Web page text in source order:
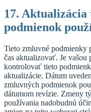
17.
podmienok
Tieto zmluvné podmienky
čas aktualizovať. Je
kontrolovať tieto
aktualizácie. Dátum
zmluvných podmienok
dátumom revízie. Zmeny
používania nadobudnú